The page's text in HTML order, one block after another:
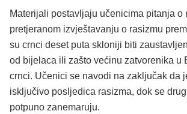
Materijali postavljaju učenicima pitanja o
pretjeranom izvještavanju o rasizmu
su crnci deset puta skloniji biti
od bijelaca ili zašto većinu zatvorenika u
crnci. Učenici se navodi na zaključak da
isključivo posljedica rasizma, dok se
potpuno zanemaruju.